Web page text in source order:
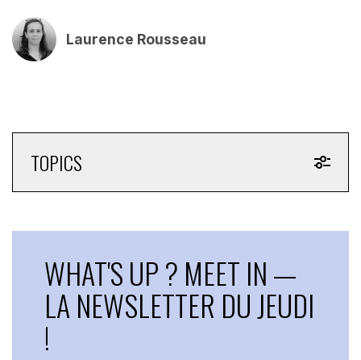
Laurence Rousseau
TOPICS
WHAT'S UP ? MEET IN —
LA NEWSLETTER DU JEUDI
!